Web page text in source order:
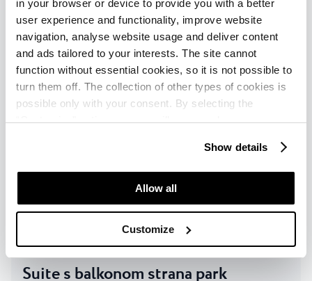
in your browser or device to provide you with a better
user experience and functionality, improve website
navigation, analyse website usage and deliver content
and ads tailored to your interests. The site cannot
function without essential cookies, so it is not possible to
turn them off. The collection of other types of cookies is
possible only with your consent. By selecting the
“Customise” option, a menu will appear where you can
which purposes we may process your data. You can
manage your “Details” selection in your browser at any
Show details
Allow all
Customize
Superior soba s balkonom pogled
more - Connected
2-5 osobe |Maks :4odrasli|Maks :3 djeca|
Maks dob djeteta:11 godina
Provjeri dostupnost
Suite s balkonom strana park